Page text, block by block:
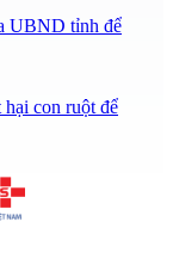
UBND tỉnh để
con ruột để